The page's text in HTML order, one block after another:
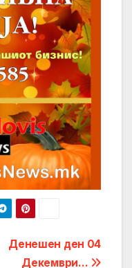
Денешен ден 04
Декември…